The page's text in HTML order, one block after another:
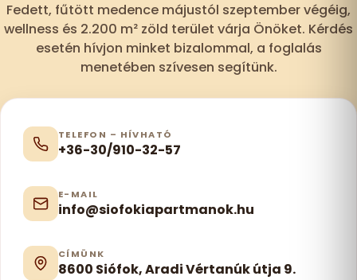
Fedett, fűtött medence májustól szeptember végéig,
wellness és 2.200 m² zöld terület várja Önöket. Kérdés
esetén hívjon minket bizalommal, a foglalás
menetében szívesen segítünk.
TELEFON – HÍVHATÓ
+36-30/910-32-57
E-MAIL
info@siofokiapartmanok.hu
CÍMÜNK
8600 Siófok, Aradi Vértanúk útja 9.